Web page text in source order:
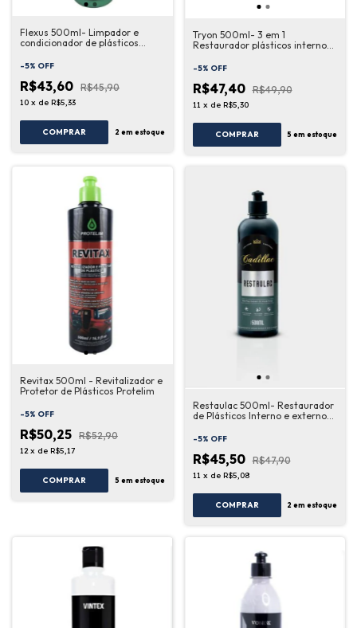
Flexus 500ml- Limpador e
condicionador de plásticos
-5% OFF
R$43,60 R$45,90
10 x de R$5,33
COMPRAR 2 em estoque
Tryon 500ml- 3 em 1
Restaurador plásticos internos,
-5% OFF
R$47,40 R$49,90
11 x de R$5,30
COMPRAR 5 em estoque
Revitax 500ml - Revitalizador e
Protetor de Plásticos Protelim
-5% OFF
R$50,25 R$52,90
12 x de R$5,17
COMPRAR 5 em estoque
Restaulac 500ml- Restaurador
de Plásticos Interno e externo
-5% OFF
R$45,50 R$47,90
11 x de R$5,08
COMPRAR 2em estoque